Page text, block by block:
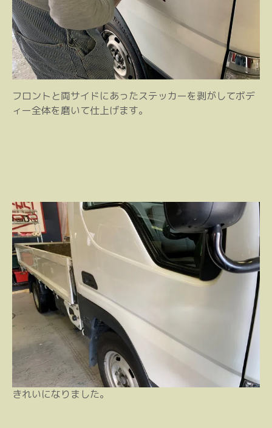
フロントと両サイドにあったステッカーを剥がしてボデ
ィー全体を磨いて仕上げます。
きれいになりました。